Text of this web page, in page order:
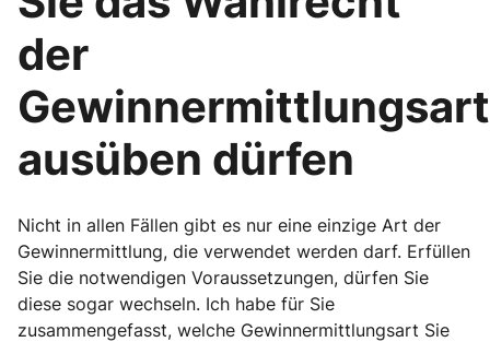
der
Gewinnermittlungsart
ausüben dürfen
Nicht in allen Fällen gibt es nur eine einzige Art der
Gewinnermittlung, die verwendet werden darf. Erfüllen
Sie die notwendigen Voraussetzungen, dürfen Sie
diese sogar wechseln. Ich habe für Sie
zusammengefasst, welche Gewinnermittlungsart Sie